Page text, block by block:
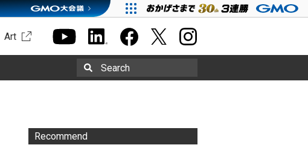
Art
Search
Recommend